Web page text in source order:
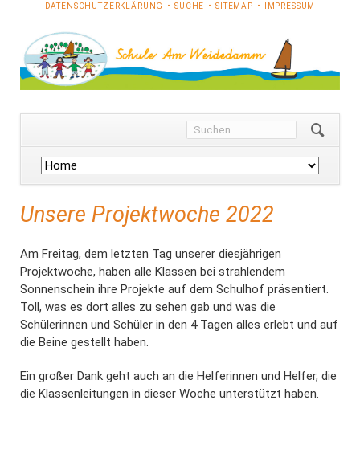
NAVIGATION
DATENSCHUTZERKLÄRUNG SUCHE SITEMAP IMPRESSUM
Navigation
überspringen
Unsere Projektwoche 2022
Am Freitag, dem letzten Tag unserer diesjährigen
Projektwoche, haben alle Klassen bei strahlendem
Sonnenschein ihre Projekte auf dem Schulhof präsentiert.
Toll, was es dort alles zu sehen gab und was die
Schülerinnen und Schüler in den 4 Tagen alles erlebt und auf
die Beine gestellt haben.
Ein großer Dank geht auch an die Helferinnen und Helfer, die
die Klassenleitungen in dieser Woche unterstützt haben.